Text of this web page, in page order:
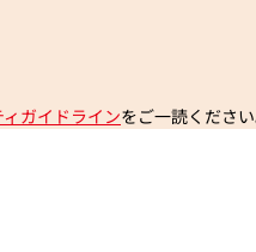
ガイドラインをご一読ください